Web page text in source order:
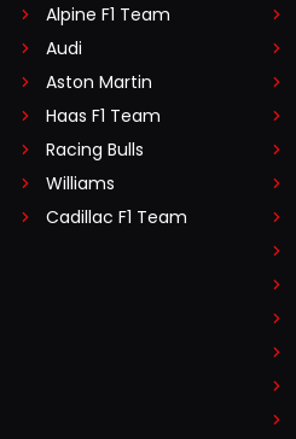
Alpine F1 Team
Audi
Aston Martin
Haas F1 Team
Racing Bulls
Williams
Cadillac F1 Team